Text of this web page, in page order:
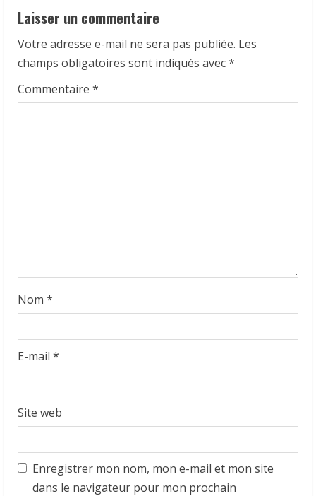
R
e
a
d
Laisser un commentaire
Votre adresse e-mail ne sera pas publiée. Les
champs obligatoires sont indiqués avec*
Commentaire *
Nom *
E-mail *
Site web
Enregistrer mon nom, mon e-mail et mon site
dans le navigateur pour mon prochain